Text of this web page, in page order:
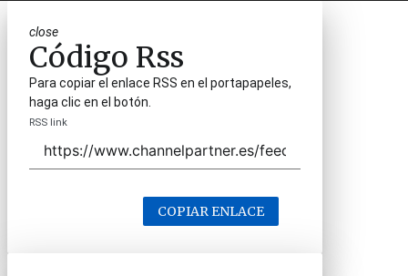
close
Código Rss
Para copiar el enlace RSS en el portapapeles,
haga clic en el botón.
RSS link
COPIAR ENLACE